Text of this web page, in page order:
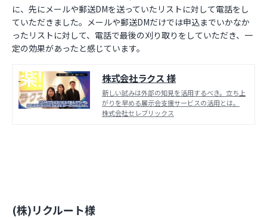
に、先にメールや郵送DMを送っていたリストに対して電話をし
ていただきました。メールや郵送DMだけでは申込までいかなか
ったリストに対して、電話で最後の刈り取りをしていただき、一
定の効果があったと感じています。
株式会社ラクス 様
新しい試みは外部の知見を活用するべき。立ち上
がりを早める展示会支援サービスの活用とは。
株式会社セレブリックス
(株)リクルート様